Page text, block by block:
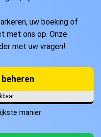
uw boeking of
met ons op. Onze
met uw vragen!
manier